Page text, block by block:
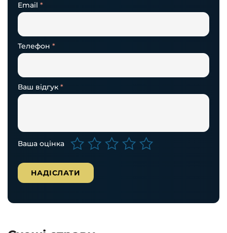
Email *
Телефон *
Ваша оцінка
Ваш відгук *